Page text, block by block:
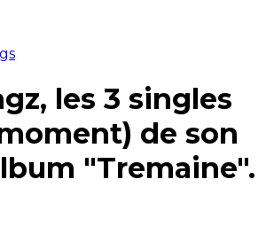
les 3 singles
de son
"Tremaine".